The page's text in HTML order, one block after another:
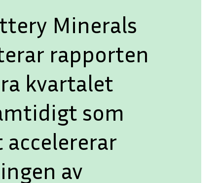
Minerals
rapporten
kvartalet
som
accelererar
av